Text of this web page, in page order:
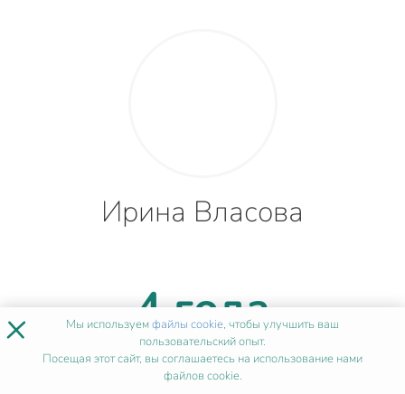
Ирина Власова
4 года
опыта
× Мы используемфайлы cookie, чтобы улучшить ваш
пользовательский опыт.
Посещая этот сайт, вы соглашаетесь на использование нами
файлов cookie.